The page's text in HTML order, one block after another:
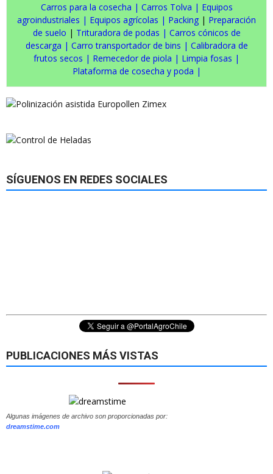
Carros para la cosecha | Carros Tolva | Equipos
agroindustriales | Equipos agrícolas | Packing | Preparación
de suelo | Trituradora de podas | Carros cónicos de
descarga | Carro transportador de bins | Calibradora de
frutos secos | Remecedor de piola | Limpia fosas |
Plataforma de cosecha y poda |
SÍGUENOS EN REDES SOCIALES
PUBLICACIONES MÁS VISTAS
Algunas imágenes de archivo son proporcionadas por:
dreamstime.com